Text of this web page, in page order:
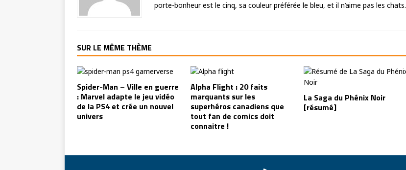
porte-bonheur est le cinq, sa couleur préférée le bleu, et il n’aime pas les chats.
SUR LE MÊME THÈME
Spider-Man – Ville en guerre
: Marvel adapte le jeu vidéo
de la PS4 et crée un nouvel
univers
Alpha Flight : 20 faits
marquants sur les
superhéros canadiens que
tout fan de comics doit
connaitre !
La Saga du Phénix Noir
[résumé]